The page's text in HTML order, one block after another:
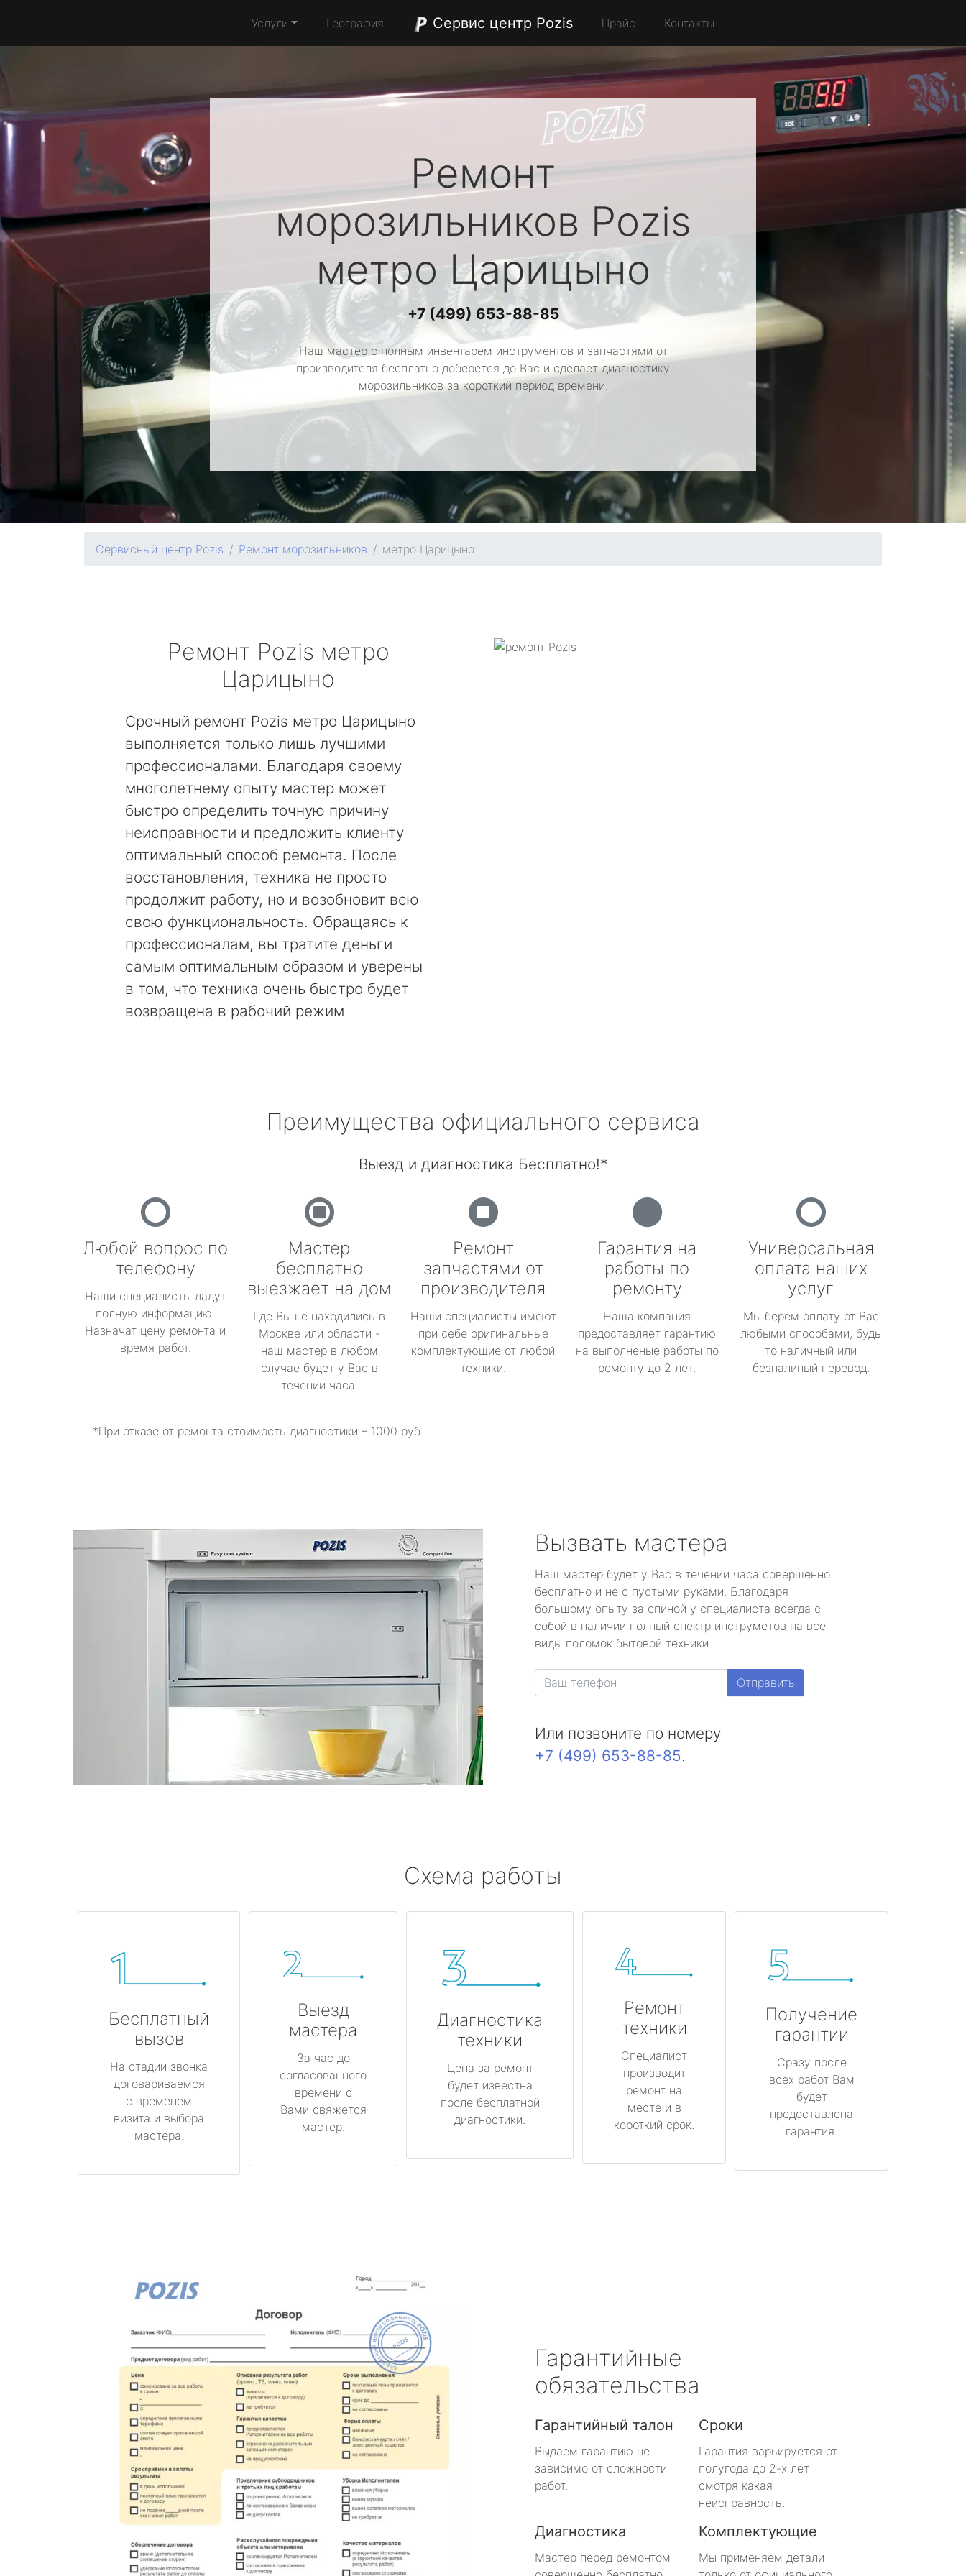
Услуги География Сервис центр Pozis Прайс Контакты
Ремонт
морозильников Pozis
метро Царицыно
+7 (499) 653-88-85
Наш мастер с полным инвентарем инструментов и запчастями от
производителя бесплатно доберется до Вас и сделает диагностику
морозильников за короткий период времени.
Сервисный центр Pozis Ремонт морозильников метро Царицыно
Ремонт Pozis метро
Царицыно
Срочный ремонт Pozis метро Царицыно
выполняется только лишь лучшими
профессионалами. Благодаря своему
многолетнему опыту мастер может
быстро определить точную причину
неисправности и предложить клиенту
оптимальный способ ремонта. После
восстановления, техника не просто
продолжит работу, но и возобновит всю
свою функциональность. Обращаясь к
профессионалам, вы тратите деньги
самым оптимальным образом и уверены
в том, что техника очень быстро будет
возвращена в рабочий режим
Преимущества официального сервиса
Выезд и диагностика Бесплатно!*
Любой вопрос по
телефону
Наши специалисты дадут
полную информацию.
Назначат цену ремонта и
время работ.
Мастер
бесплатно
выезжает на дом
Где Вы не находились в
Москве или области -
наш мастер в любом
случае будет у Вас в
течении часа.
Ремонт
запчастями от
производителя
Наши специалисты имеют
при себе оригинальные
комплектующие от любой
техники.
Гарантия на
работы по
ремонту
Наша компания
предоставляет гарантию
на выполненые работы по
ремонту до 2 лет.
Универсальная
оплата наших
услуг
Мы берем оплату от Вас
любыми способами, будь
то наличный или
безналиный перевод.
*При отказе от ремонта стоимость диагностики – 1000 руб.
Вызвать мастера
Наш мастер будет у Вас в течении часа совершенно
бесплатно и не с пустыми руками. Благодаря
большому опыту за спиной у специалиста всегда с
собой в наличии полный спектр инструметов на все
виды поломок бытовой техники.
Отправить
Или позвоните по номеру
+7 (499) 653-88-85.
Схема работы
Бесплатный
вызов
На стадии звонка
договариваемся
с временем
визита и выбора
мастера.
Выезд
мастера
За час до
согласованного
времени с
Вами свяжется
мастер.
Диагностика
техники
Цена за ремонт
будет известна
после бесплатной
диагностики.
Ремонт
техники
Специалист
производит
ремонт на
месте и в
короткий срок.
Получение
гарантии
Сразу после
всех работ Вам
будет
предоставлена
гарантия.
Гарантийные
обязательства
Гарантийный талон
Выдаем гарантию не
зависимо от сложности
работ.
Сроки
Гарантия варьируется от
полугода до 2-х лет
смотря какая
неисправность.
Диагностика
Мастер перед ремонтом
Комплектующие
Мы применяем детали